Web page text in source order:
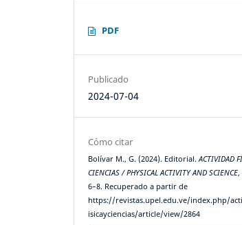
PDF
Publicado
2024-07-04
Cómo citar
Bolívar M., G. (2024). Editorial.ACTIVIDAD
CIENCIAS / PHYSICAL ACTIVITY AND SCIENCE,
6–8. Recuperado a partir de
https://revistas.upel.edu.ve/index.php/
isicayciencias/article/view/2864